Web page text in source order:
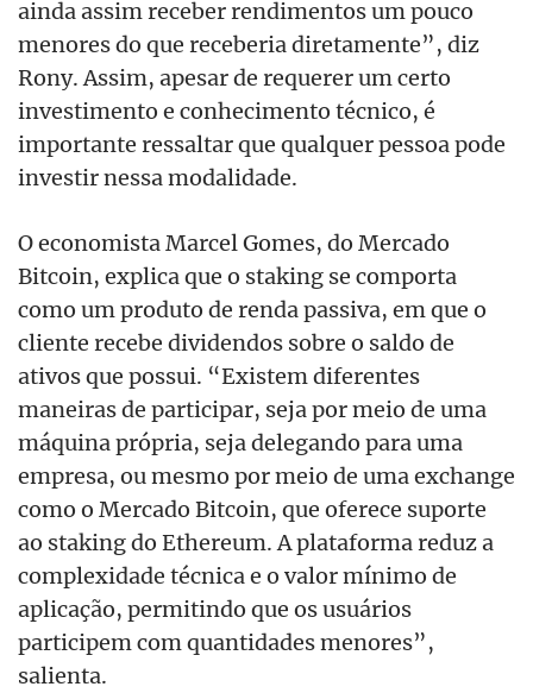
ainda assim receber rendimentos um pouco
menores do que receberia diretamente”, diz
Rony. Assim, apesar de requerer um certo
investimento e conhecimento técnico, é
importante ressaltar que qualquer pessoa pode
investir nessa modalidade.
O economista Marcel Gomes, do Mercado
Bitcoin, explica que o staking se comporta
como um produto de renda passiva, em que o
cliente recebe dividendos sobre o saldo de
ativos que possui. “Existem diferentes
maneiras de participar, seja por meio de uma
máquina própria, seja delegando para uma
empresa, ou mesmo por meio de uma exchange
como o Mercado Bitcoin, que oferece suporte
ao staking do Ethereum. A plataforma reduz a
complexidade técnica e o valor mínimo de
aplicação, permitindo que os usuários
participem com quantidades menores”,
salienta.